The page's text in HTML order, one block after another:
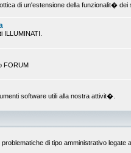
di un'estensione della funzionalit�
ILLUMINATI.
FORUM
software utili alla nostra attivit�.
di tipo amministrativo